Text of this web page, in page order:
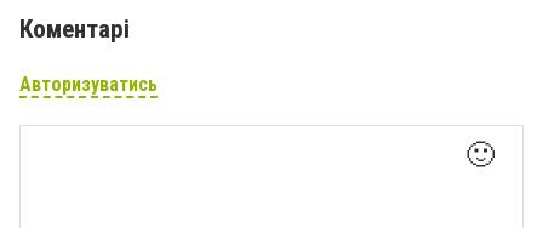
Коментарі
Авторизуватись
🙂